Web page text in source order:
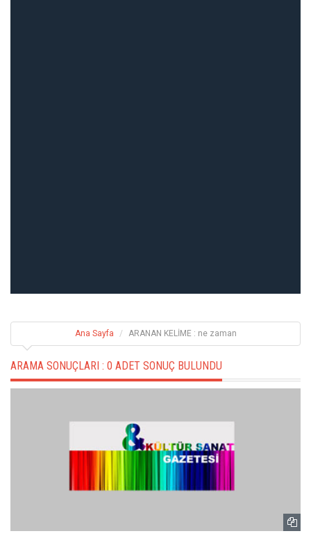
Ana Sayfa ARANAN KELİME : ne zaman
ARAMA SONUÇLARI : 0 ADET SONUÇ BULUNDU